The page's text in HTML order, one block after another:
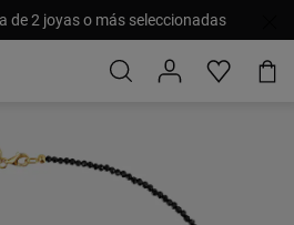
de 2 joyas o más seleccionadas